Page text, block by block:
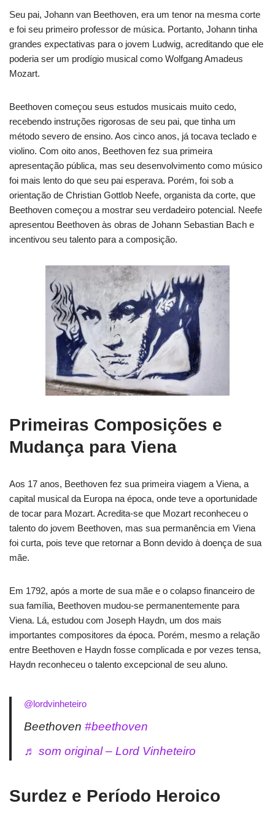
Seu pai, Johann van Beethoven, era um tenor na mesma corte
e foi seu primeiro professor de música. Portanto, Johann tinha
grandes expectativas para o jovem Ludwig, acreditando que ele
poderia ser um prodígio musical como Wolfgang Amadeus
Mozart.
Beethoven começou seus estudos musicais muito cedo,
recebendo instruções rigorosas de seu pai, que tinha um
método severo de ensino. Aos cinco anos, já tocava teclado e
violino. Com oito anos, Beethoven fez sua primeira
apresentação pública, mas seu desenvolvimento como músico
foi mais lento do que seu pai esperava. Porém, foi sob a
orientação de Christian Gottlob Neefe, organista da corte, que
Beethoven começou a mostrar seu verdadeiro potencial. Neefe
apresentou Beethoven às obras de Johann Sebastian Bach e
incentivou seu talento para a composição.
Primeiras Composições e
Mudança para Viena
Aos 17 anos, Beethoven fez sua primeira viagem a Viena, a
capital musical da Europa na época, onde teve a oportunidade
de tocar para Mozart. Acredita-se que Mozart reconheceu o
talento do jovem Beethoven, mas sua permanência em Viena
foi curta, pois teve que retornar a Bonn devido à doença de sua
mãe.
Em 1792, após a morte de sua mãe e o colapso financeiro de
sua família, Beethoven mudou-se permanentemente para
Viena. Lá, estudou com Joseph Haydn, um dos mais
importantes compositores da época. Porém, mesmo a relação
entre Beethoven e Haydn fosse complicada e por vezes tensa,
Haydn reconheceu o talento excepcional de seu aluno.
@lordvinheteiro
Beethoven #beethoven
♬ som original – Lord Vinheteiro
Surdez e Período Heroico